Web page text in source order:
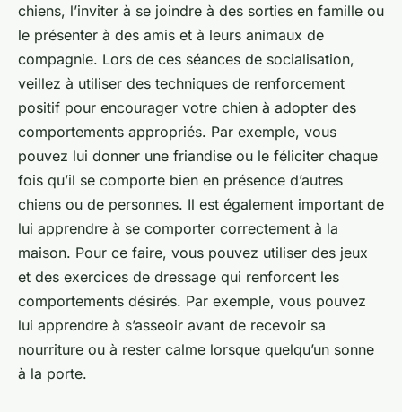
chiens, l’inviter à se joindre à des sorties en famille ou
le présenter à des amis et à leurs animaux de
compagnie. Lors de ces séances de socialisation,
veillez à utiliser des techniques de renforcement
positif pour encourager votre chien à adopter des
comportements appropriés. Par exemple, vous
pouvez lui donner une friandise ou le féliciter chaque
fois qu’il se comporte bien en présence d’autres
chiens ou de personnes. Il est également important de
lui apprendre à se comporter correctement à la
maison. Pour ce faire, vous pouvez utiliser des jeux
et des exercices de dressage qui renforcent les
comportements désirés. Par exemple, vous pouvez
lui apprendre à s’asseoir avant de recevoir sa
nourriture ou à rester calme lorsque quelqu’un sonne
à la porte.